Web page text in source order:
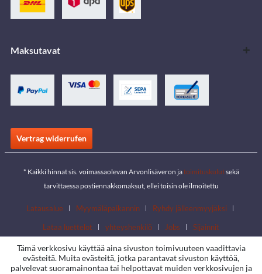
Maksutavat
Vertrag widerrufen
* Kaikki hinnat sis. voimassaolevan Arvonlisäveron jatoimituskulutsekä
tarvittaessa postiennakkomaksut, ellei toisin ole ilmoitettu
Latausalue Myymäläpaikannin
Ryhdy jälleenmyyjäksi
Lataa luettelot
yhteyshenkilö Jobs Sijainnit
Tämä verkkosivu käyttää aina sivuston toimivuuteen vaadittavia
evästeitä. Muita evästeitä, jotka parantavat sivuston käyttöä,
palvelevat suoramainontaa tai helpottavat muiden verkkosivujen ja